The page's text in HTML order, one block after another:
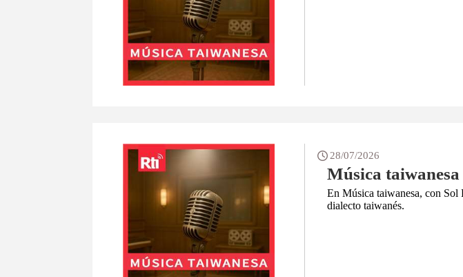
Música taiwanesa
En Música taiwanesa, con Sol
dialecto taiwanés.
28/07/2026